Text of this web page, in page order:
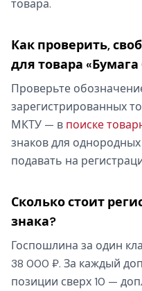
товара.
Как проверить,
для товара
Проверьте
зарегистрированных
МКТУ — в поиске
знаков для
подавать на
Сколько стоит
знака?
Госпошлина за один
38 000 ₽. За каждый
позиции сверх 10 —